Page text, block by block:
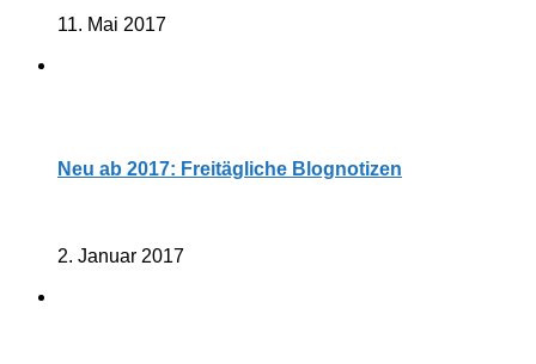
11. Mai 2017
Neu ab 2017: Freitägliche Blognotizen
2. Januar 2017